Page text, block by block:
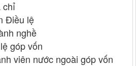
chỉ
Điều lệ
nghề
góp vốn
viên nước ngoài góp vốn